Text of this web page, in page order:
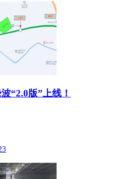
“2.0版”上线！